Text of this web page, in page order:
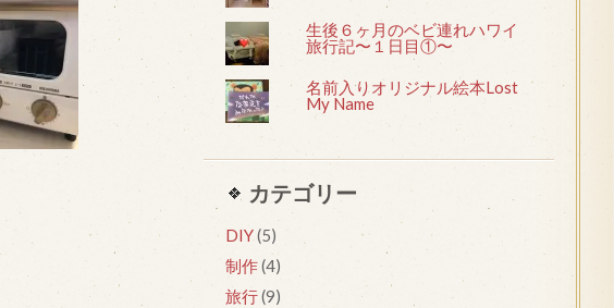
生後６ヶ月のベビ連れハワイ
旅行記〜１日目①〜
名前入りオリジナル絵本Lost
My Name
カテゴリー
DIY(5)
制作(4)
旅行(9)